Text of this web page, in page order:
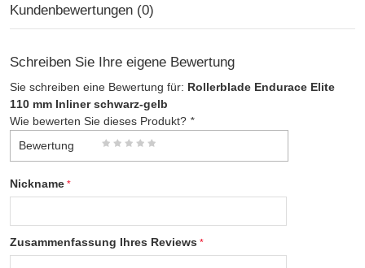
Kundenbewertungen (0)
Schreiben Sie Ihre eigene Bewertung
Sie schreiben eine Bewertung für: Rollerblade Endurace Elite
110 mm Inliner schwarz-gelb
Wie bewerten Sie dieses Produkt? *
Bewertung
Nickname
Zusammenfassung Ihres Reviews